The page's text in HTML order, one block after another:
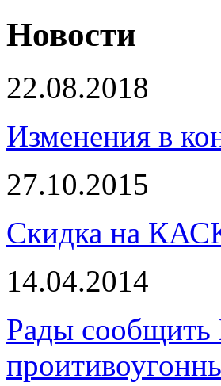
Новости
22.08.2018
Изменения в
27.10.2015
Скидка на
14.04.2014
Рады сообщить